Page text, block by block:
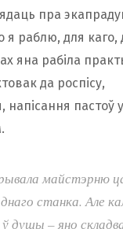
пра
раблю, для каго,
яна рабіла
да роспісу,
пастоў
майстэрню
станка. Але
душы – яно